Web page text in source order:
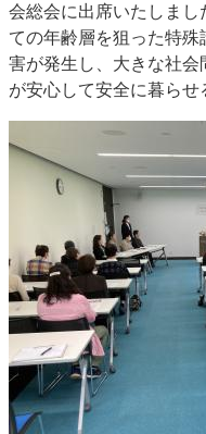
会総会に出席いたしま
ての年齢層を狙った特
害が発生し、大きな社
が安心して安全に暮らせ